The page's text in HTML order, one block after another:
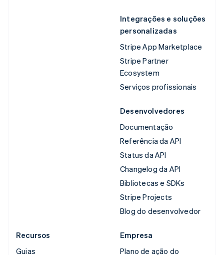
Integrações e soluções
personalizadas
Stripe App Marketplace
Stripe Partner
Ecosystem
Serviços profissionais
Desenvolvedores
Documentação
Referência da API
Status da API
Changelog da API
Bibliotecas e SDKs
Stripe Projects
Blog do desenvolvedor
Recursos
Guias
Empresa
Plano de ação do